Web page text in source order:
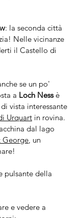
: la seconda città
Nelle vicinanze
il ​​Castello di
se un po'
a Loch Ness è
vista interessante
Urquart in rovina.
dal lago
George, un
pulsante della
e vedere a